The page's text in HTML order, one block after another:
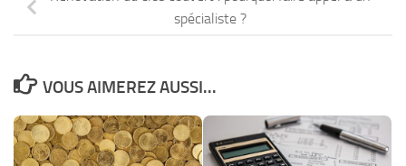
spécialiste ?
VOUS AIMEREZ AUSSI...